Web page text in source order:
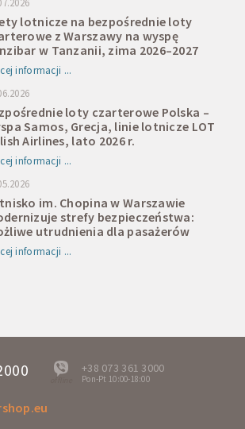
lotnicze na bezpośrednie loty
z Warszawy na wyspę
w Tanzanii, zima 2026–2027
informacji ...
loty czarterowe Polska –
Samos, Grecja, linie lotnicze LOT
Airlines, lato 2026 r.
informacji ...
im. Chopina w Warszawie
strefy bezpieczeństwa:
utrudnienia dla pasażerów
informacji ...
offline
+38 073 361 3000
Pon-Pt 10:00-18:00